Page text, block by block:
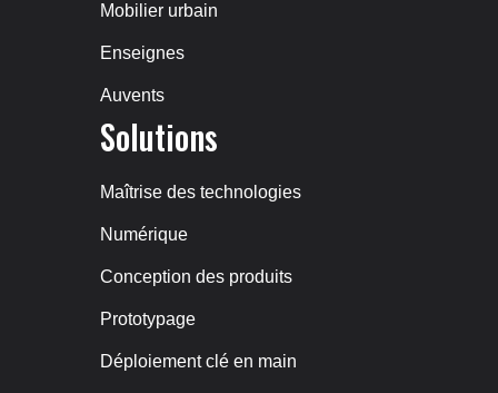
Mobilier urbain
Enseignes
Auvents
Solutions
Maîtrise des technologies
Numérique
Conception des produits
Prototypage
Déploiement clé en main